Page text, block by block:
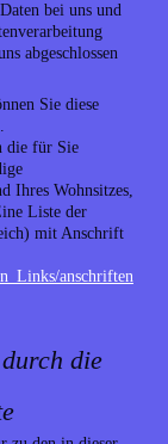
bei uns und
abgeschlossen
Sie diese
die für Sie
Ihres Wohnsitzes,
Liste der
mit Anschrift
anschriften
die